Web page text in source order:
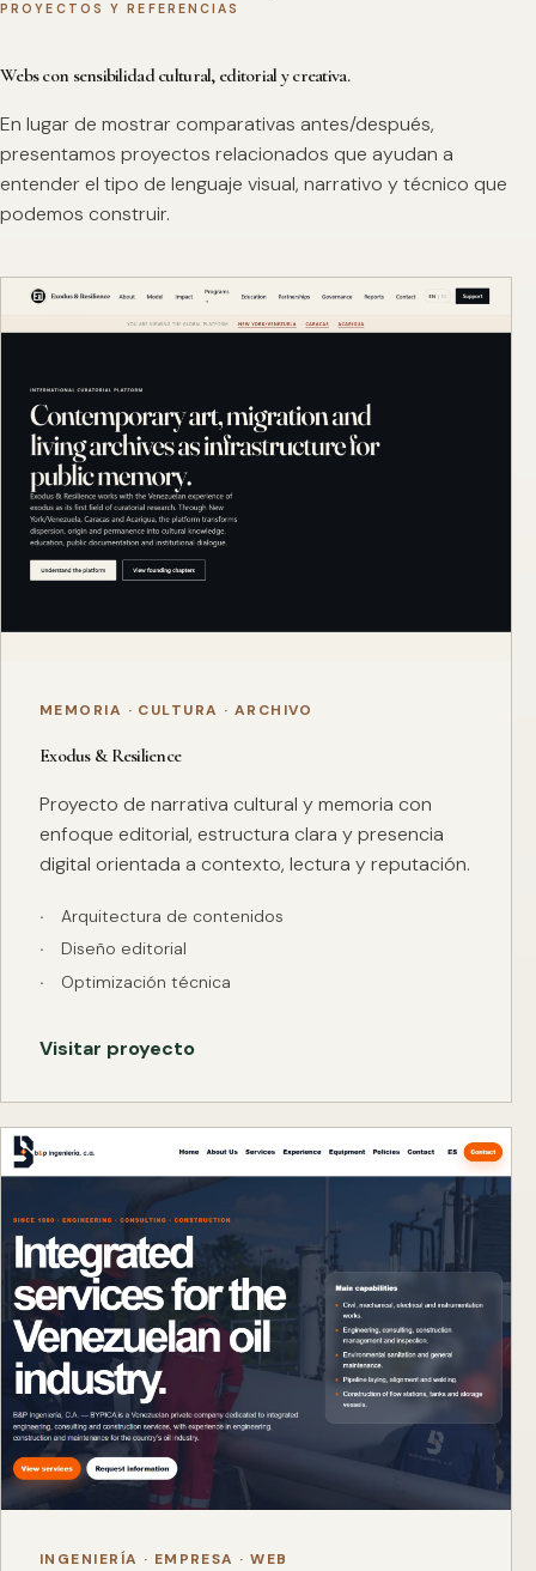
PROYECTOS Y REFERENCIAS
Webs con sensibilidad cultural, editorial y creativa.
En lugar de mostrar comparativas antes/después,
presentamos proyectos relacionados que ayudan a
entender el tipo de lenguaje visual, narrativo y técnico que
podemos construir.
MEMORIA · CULTURA · ARCHIVO
Exodus & Resilience
Proyecto de narrativa cultural y memoria con
enfoque editorial, estructura clara y presencia
digital orientada a contexto, lectura y reputación.
Arquitectura de contenidos
Diseño editorial
Optimización técnica
Visitar proyecto
INGENIERÍA · EMPRESA · WEB